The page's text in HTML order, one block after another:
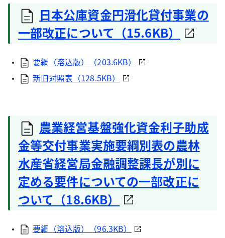
日本公庫資金円滑化貸付事業の
一部改正について（15.6KB）
要綱（溶込版）（203.6KB）
新旧対照表（128.5KB）
農業経営基盤強化資金利子助成
金等交付事業実施要綱別表の農林
水産省経営局金融調整課長が別に
定める要件についての一部改正に
ついて（18.6KB）
要綱（溶込版）（96.3KB）